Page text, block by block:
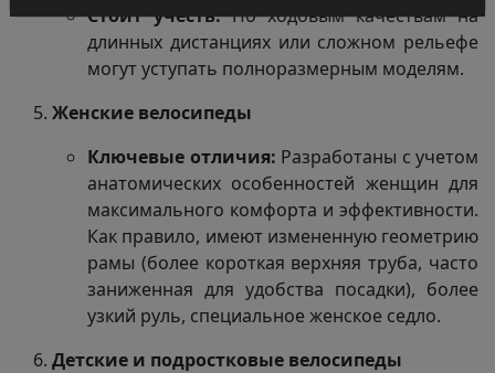
Стоит учесть:По ходовым качествам на
длинных дистанциях или сложном рельефе
могут уступать полноразмерным моделям.
Женские велосипеды
Ключевые отличия: Разработаны с учетом
анатомических особенностей женщин для
максимального комфорта и эффективности.
Как правило, имеют измененную геометрию
рамы (более короткая верхняя труба, часто
заниженная для удобства посадки), более
узкий руль, специальное женское седло.
Детские и подростковые велосипеды